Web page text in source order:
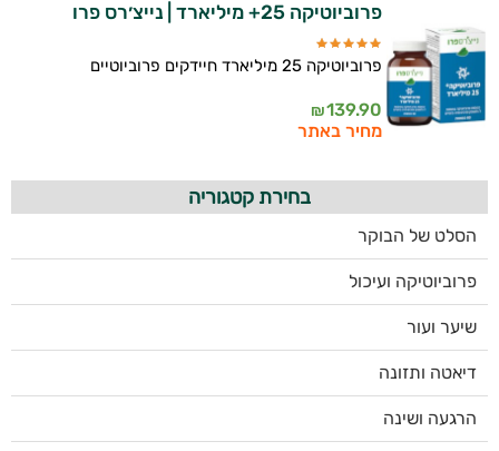
פרוביוטיקה 25+ מיליארד | נייצ׳רס פרו
פרוביוטיקה 25 מיליארד חיידקים פרוביוטיים
139.90
₪
מחיר באתר
בחירת קטגוריה
הסלט של הבוקר
פרוביוטיקה ועיכול
שיער ועור
דיאטה ותזונה
הרגעה ושינה